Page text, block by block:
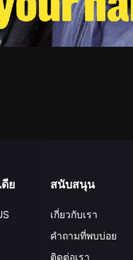
ย สนับสนุน
เกี่ยวกับเรา
คำถามที่พบบ่อย
ติดต่อเรา